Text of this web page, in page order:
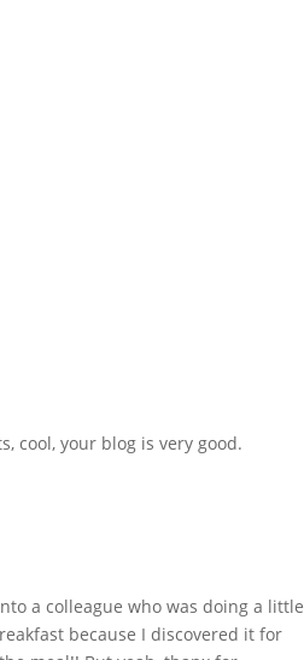
cool, your blog is very good.
a colleague who was doing a little
because I discovered it for